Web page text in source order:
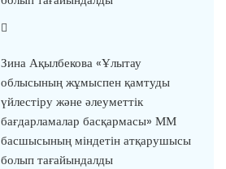
Зина Ақылбекова «Ұлытау
облысының жұмыспен қамтуды
үйлестіру және әлеуметтік
бағдарламалар басқармасы» ММ
басшысының міндетін атқарушысы
болып тағайындалды